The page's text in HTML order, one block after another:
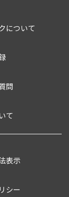
について
問
て
表示
シー